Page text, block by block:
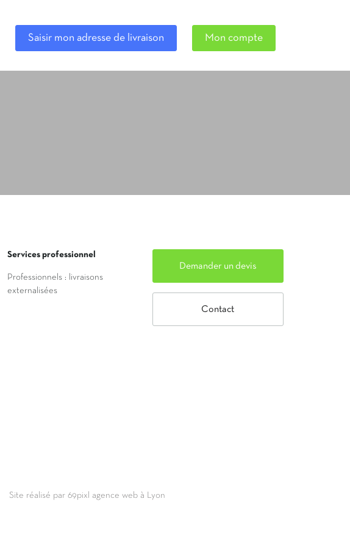
Saisir mon adresse de livraison Mon compte
Services professionnel
Professionnels : livraisons
externalisées
Demander un devis
Contact
Site réalisé par 69pixl agence web à Lyon